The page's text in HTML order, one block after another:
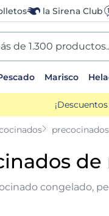
la Sirena Club
1.300 productos...
Marisco
congelado,